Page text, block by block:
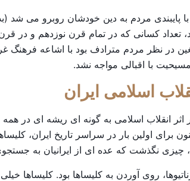
با پایبندی مردم به دین خودشان روبرو می
تعداد کسانی که در تمام قرن نوزدهم و در
در نظر مردم مترادف بود با اشاعه فرهنگ
با اقبالی مواجه نشد.
اسلامی ایران
اثر انقلاب اسلامی به گونه ای ریشه ای در
برای اولین بار در سراسر تاریخ ایران،
نگذشت که عده ای از ایرانیان به جستجوی
روی آوردن به کلیساها بود.